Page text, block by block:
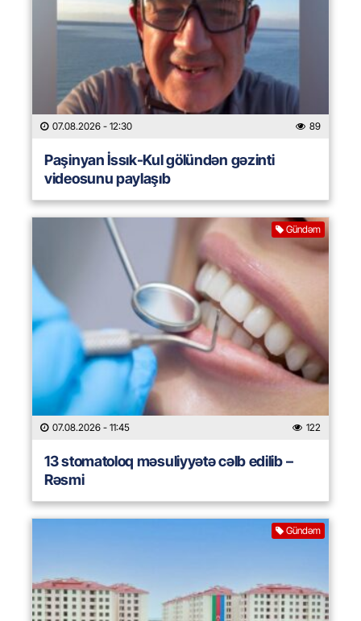
07.08.2026 - 12:30 89
Paşinyan İssık-Kul gölündən gəzinti
videosunu paylaşıb
Gündəm
07.08.2026 - 11:45 122
13 stomatoloq məsuliyyətə cəlb edilib –
Rəsmi
Gündəm